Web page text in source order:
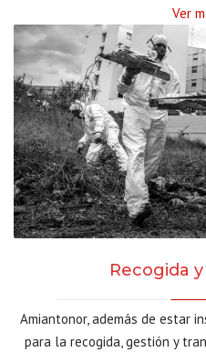
Ver
Recogida
Amiantonor, además de estar
para la recogida, gestión y